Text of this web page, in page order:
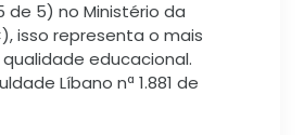
de 5) no Ministério da
isso representa o mais
educacional.
Líbano nª 1.881 de